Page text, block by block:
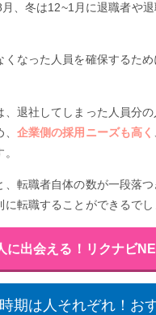
、冬は12~1月に退職者や
くなった人員を確保するた
、退社してしまった人員分
企業側の採用ニーズも高く
、転職者自体の数が一段落
転職することができるでし
に出会える！リクナビ
期は人それぞれ！お